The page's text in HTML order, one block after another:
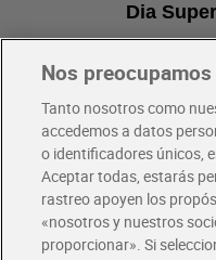
Dia
Pide hoy, recibe hoy
Envío gratis por compras
Envío estandar por 4,99€
Glovo y Uber Eats
Nos
Tanto nosotros como
accedemos a datos
o identificadores únicos,
Aceptar todas, estarás
rastreo apoyen los
«nosotros y nuestros
proporcionar». Si